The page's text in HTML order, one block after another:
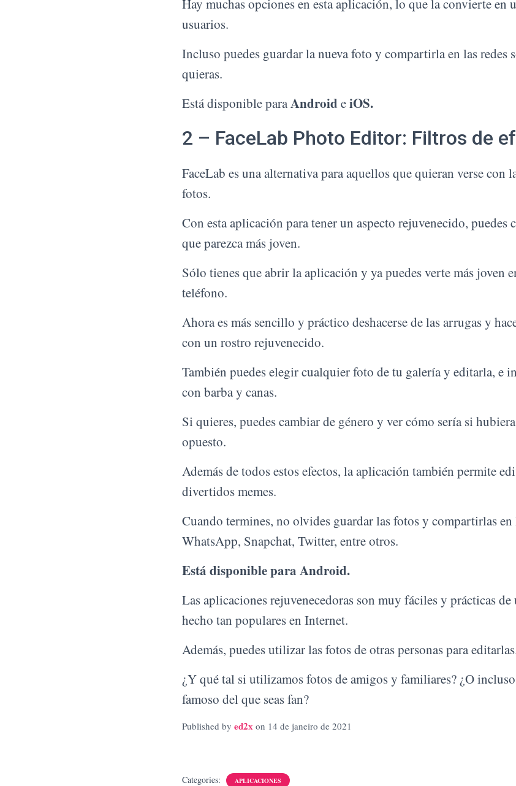
Hay muchas opciones en esta aplicación, lo que la convierte en
usuarios.
Incluso puedes guardar la nueva foto y compartirla en las redes
quieras.
Está disponible paraAndroid eiOS.
2 – FaceLab Photo Editor: Filtros de
FaceLab es una alternativa para aquellos que quieran verse con
fotos.
Con esta aplicación para tener un aspecto rejuvenecido, puedes
que parezca más joven.
Sólo tienes que abrir la aplicación y ya puedes verte más joven
teléfono.
Ahora es más sencillo y práctico deshacerse de las arrugas y
con un rostro rejuvenecido.
También puedes elegir cualquier foto de tu galería y editarla, e
con barba y canas.
Si quieres, puedes cambiar de género y ver cómo sería si
opuesto.
Además de todos estos efectos, la aplicación también permite
divertidos memes.
Cuando termines, no olvides guardar las fotos y compartirlas en
WhatsApp, Snapchat, Twitter, entre otros.
Está disponible para Android.
Las aplicaciones rejuvenecedoras son muy fáciles y prácticas de
hecho tan populares en Internet.
Además, puedes utilizar las fotos de otras personas para
¿Y qué tal si utilizamos fotos de amigos y familiares? ¿O
famoso del que seas fan?
Published by ed2x on 14 de janeiro de 2021
Categories: APLICACIONES